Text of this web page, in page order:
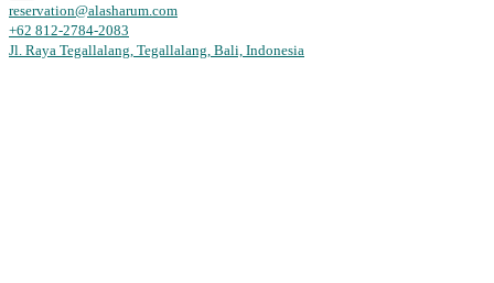
reservation@alasharum.com
+62 812-2784-2083
Jl. Raya Tegallalang, Tegallalang, Bali, Indonesia